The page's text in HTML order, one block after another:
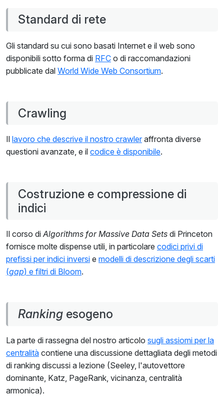
Standard di rete
Gli standard su cui sono basati Internet e il web sono
disponibili sotto forma di RFC o di raccomandazioni
pubblicate dal World Wide Web Consortium.
Crawling
Il lavoro che descrive il nostro crawler affronta diverse
questioni avanzate, e il codice è disponibile.
Costruzione e compressione di
indici
Il corso diAlgorithms for Massive Data Sets di Princeton
fornisce molte dispense utili, in particolare codici privi di
prefissi per indici inversi e modelli di descrizione degli scarti
(gap) e filtri di Bloom.
Ranking esogeno
La parte di rassegna del nostro articolo sugli assiomi per la
centralità contiene una discussione dettagliata degli metodi
di ranking discussi a lezione (Seeley, l'autovettore
dominante, Katz, PageRank, vicinanza, centralità
armonica).